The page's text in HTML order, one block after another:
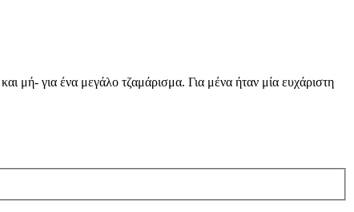
μή- για ένα μεγάλο τζαμάρισμα. Για μένα ήταν μία ευχάριστη